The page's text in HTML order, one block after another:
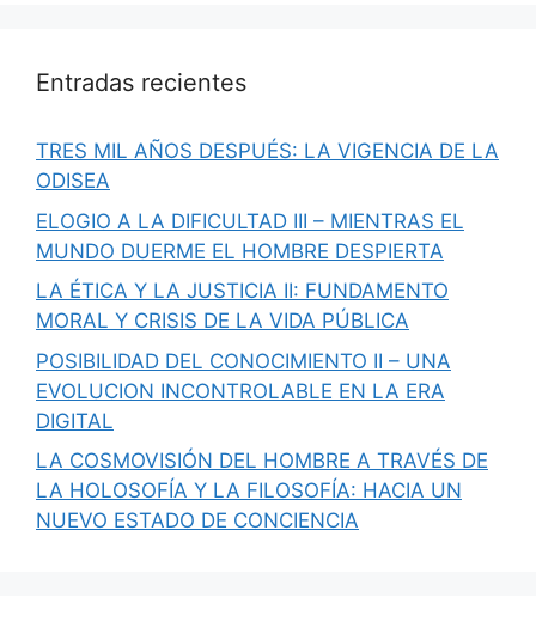
Entradas recientes
TRES MIL AÑOS DESPUÉS: LA VIGENCIA DE LA
ODISEA
ELOGIO A LA DIFICULTAD III – MIENTRAS EL
MUNDO DUERME EL HOMBRE DESPIERTA
LA ÉTICA Y LA JUSTICIA II: FUNDAMENTO
MORAL Y CRISIS DE LA VIDA PÚBLICA
POSIBILIDAD DEL CONOCIMIENTO II – UNA
EVOLUCION INCONTROLABLE EN LA ERA
DIGITAL
LA COSMOVISIÓN DEL HOMBRE A TRAVÉS DE
LA HOLOSOFÍA Y LA FILOSOFÍA: HACIA UN
NUEVO ESTADO DE CONCIENCIA